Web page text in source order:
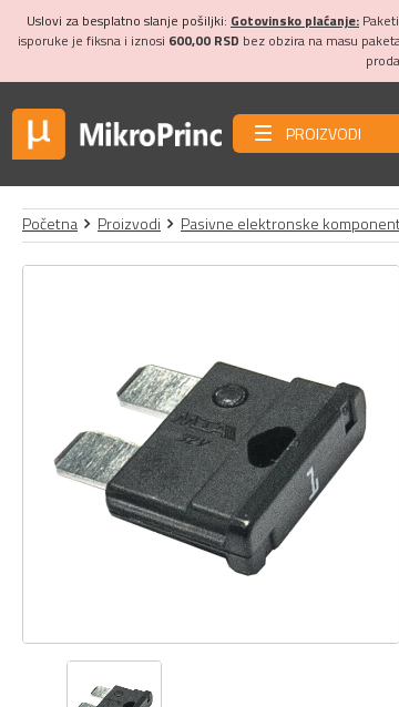
Uslovi za besplatno slanje pošiljki: Gotovinsko plaćanje:
isporuke je fiksna i iznosi 600,00 RSD bez obzira na masu
PROIZVODI
Početna Proizvodi Pasivne elektronske